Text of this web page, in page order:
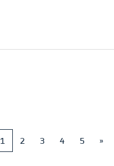
1 2 3 4 5 »